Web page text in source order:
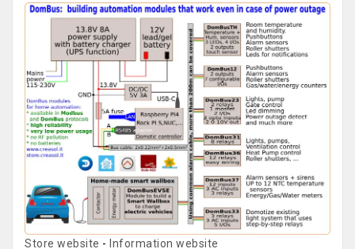
Store website - Information website